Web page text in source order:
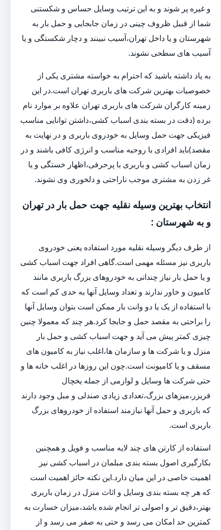
و غیره پر شوند و به این ترتیب وسایل حساس و شکستنی
شما از قبیل ظروف چینی در زمان جابجایی و حمل بار به
شهرستان و یا داخل تهران،آسیب نبینند و دچار شکستگی و یا
آسیب های سطحی نشوند.
به یاد داشته باشید که احترام به خواسته مشتری یکی از
خصوصیات بهترین شرکت های باربری تهران است.در این
زمینه کارگران شرکت های باربری تهران علاوه بر موارد نام
برده (دقت در بسته بندی اسباب کشی،داشتن توانایی مناسب
فیزیکی جهت حمل وسایل به خودروی باربری و در نهایت به
مقصد)باید افرادی با روحیه مناسب و انرژی کافی باشند و در
زمان اسباب کشی و باربری با پرحرفی،اظهار خستگی و یا
غر زدن به مشتری موجب ناراحتی و دلخوری وی نشوند.
انتخاب بهترین وسیله نقلیه جهت حمل بار در تهران
و به شهرستان :
از طرف دیگر وسیله نقلیه مورد استفاده یعنی خودروی
باربری نیز مسئله مهمی است.گاهی افراد جهت اسباب کشی
و یا حمل بار نیاز چندانی به خودروهای بزرگ باربری مانند
کامیون و خاور ندارند و تعداد وسایل آنها به حدی کم است که
با استفاده از یک یا دو وانت بار ممکن است بتوان وسایل آنها
را براحتی به مقصد حمل و جابجا کرد.هر چند که معمولا چنین
چیزی کمتر پیش می آید و جهت اسباب کشی و حمل بار
منزل و یا شرکت ها و سازمان ها،اغلب نیاز به کامیون های
مسقف و یا کامیونت است.چون این روزها در اغلب خانه ها و
حتی شرکت ها وسایل و لوازمی از جمله یخچال
فریزر،میزهای بزرگ،تعدادی زیادی صندلی و مبل وجود دارند
که باربری و حمل آنها نیازمند استفاده از خودروهای بزرگ
باربری است.
استفاده از کارتن های چند لایه مناسب و فویل و همچنین
بکارگیری اصول بسته بندی مبلمان در اسباب کشی نیز
اهمیت خاصی در این میان دارد.این نکته حائز اهمیت است
که هر چه بسته بندی وسایل و اثاث منزل در زمان باربری
بهتر،دقیق تر و اصولی تر انجام شده باشد،میزان خسارت به
کمترین حد امکان می رسد و حتی به صفر می رسد و از